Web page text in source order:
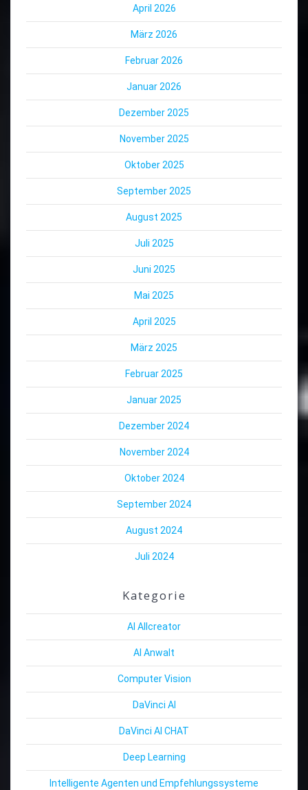
April 2026
März 2026
Februar 2026
Januar 2026
Dezember 2025
November 2025
Oktober 2025
September 2025
August 2025
Juli 2025
Juni 2025
Mai 2025
April 2025
März 2025
Februar 2025
Januar 2025
Dezember 2024
November 2024
Oktober 2024
September 2024
August 2024
Juli 2024
Kategorie
AI Allcreator
AI Anwalt
Computer Vision
DaVinci AI
DaVinci AI CHAT
Deep Learning
Intelligente Agenten und Empfehlungssysteme